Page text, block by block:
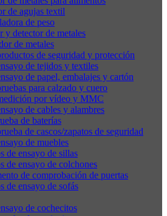
de agujas textil
de peso
y detector de metales
de metales
de seguridad y protección
de tejidos y textiles
de papel, embalajes y cartón
para calzado y cuero
por vídeo y MMC
de cables y alambres
de baterías
de cascos/zapatos de seguridad
de muebles
de ensayo de sillas
de ensayo de colchones
de comprobación de puertas
de ensayo de sofás
de cochecitos